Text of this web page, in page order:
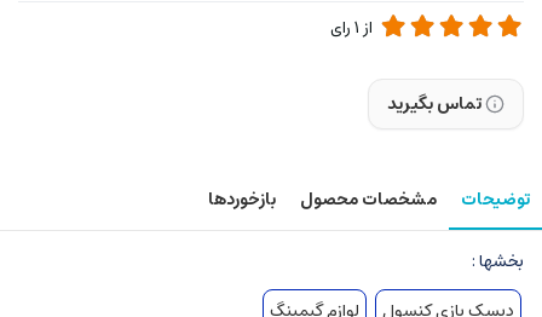
از 1رای
تماس بگیرید
توضیحات مشخصات محصول بازخوردها
بخشها :
دیسک بازی کنسول
لوازم گیمینگ